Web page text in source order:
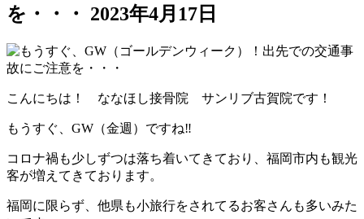
を・・・ 2023年4月17日
こんにちは！ ななほし接骨院 サンリブ古賀院です！
もうすぐ、GW（金週）ですね‼
コロナ禍も少しずつは落ち着いてきており、福岡市内も観光
客が増えてきております。
福岡に限らず、他県も小旅行をされてるお客さんも多いみた